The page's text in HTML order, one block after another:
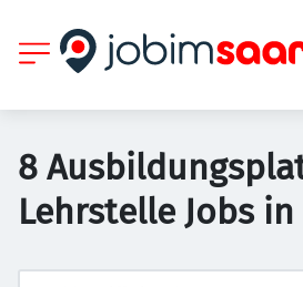
8
Lehrstelle Jobs